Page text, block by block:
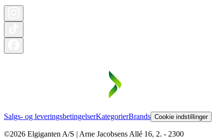
Salgs- og leveringsbetingelserKategorierBrands Cookie indstillinger
©2026 Elgiganten A/S | Arne Jacobsens Allé 16, 2. - 2300